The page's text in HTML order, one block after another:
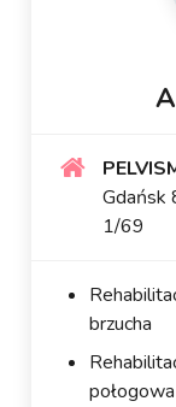
Gdańsk
1/69
brzucha
połogowa